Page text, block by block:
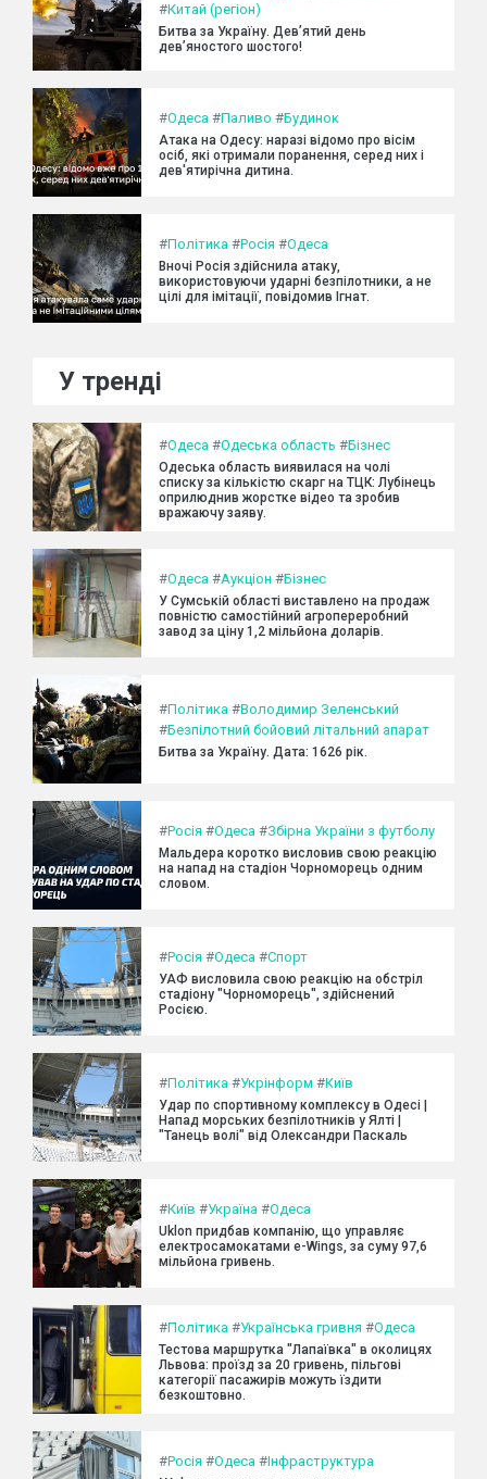
#Китай (регіон)
Битва за Україну. Дев’ятий день
дев’яностого шостого!
#Одеса #Паливо #Будинок
Атака на Одесу: наразі відомо про вісім
осіб, які отримали поранення, серед них і
дев'ятирічна дитина.
#Політика #Росія #Одеса
Вночі Росія здійснила атаку,
використовуючи ударні безпілотники, а не
цілі для імітації, повідомив Ігнат.
У тренді
#Одеса #Одеська область #Бізнес
Одеська область виявилася на чолі
списку за кількістю скарг на ТЦК: Лубінець
оприлюднив жорстке відео та зробив
вражаючу заяву.
#Одеса #Аукціон #Бізнес
У Сумській області виставлено на продаж
повністю самостійний агропереробний
завод за ціну 1,2 мільйона доларів.
#Політика #Володимир Зеленський
#Безпілотний бойовий літальний апарат
Битва за Україну. Дата: 1626 рік.
#Росія #Одеса #Збірна України з футболу
Мальдера коротко висловив свою реакцію
на напад на стадіон Чорноморець одним
словом.
#Росія #Одеса #Спорт
УАФ висловила свою реакцію на обстріл
стадіону "Чорноморець", здійснений
Росією.
#Політика #Укрінформ #Київ
Удар по спортивному комплексу в Одесі |
Напад морських безпілотників у Ялті |
"Танець волі" від Олександри Паскаль
#Київ #Україна #Одеса
Uklon придбав компанію, що управляє
електросамокатами e-Wings, за суму 97,6
мільйона гривень.
#Політика #Українська гривня #Одеса
Тестова маршрутка "Лапаївка" в околицях
Львова: проїзд за 20 гривень, пільгові
категорії пасажирів можуть їздити
безкоштовно.
#Росія #Одеса #Інфраструктура